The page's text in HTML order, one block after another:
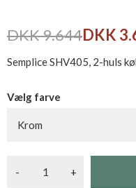
DKK 9.644DKK
Semplice SHV405, 2-huls
Vælg farve
Krom
- +